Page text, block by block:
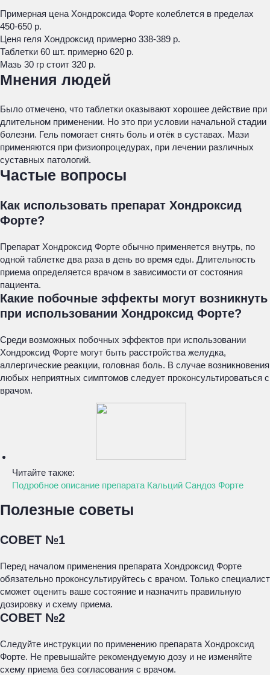
Примерная цена Хондроксида Форте колеблется в пределах
450-650 р.
Ценя геля Хондроксид примерно 338-389 р.
Таблетки 60 шт. примерно 620 р.
Мазь 30 гр стоит 320 р.
Мнения людей
Было отмечено, что таблетки оказывают хорошее действие при
длительном применении. Но это при условии начальной стадии
болезни. Гель помогает снять боль и отёк в суставах. Мази
применяются при физиопроцедурах, при лечении различных
суставных патологий.
Частые вопросы
Как использовать препарат Хондроксид
Форте?
Препарат Хондроксид Форте обычно применяется внутрь, по
одной таблетке два раза в день во время еды. Длительность
приема определяется врачом в зависимости от состояния
пациента.
Какие побочные эффекты могут возникнуть
при использовании Хондроксид Форте?
Среди возможных побочных эффектов при использовании
Хондроксид Форте могут быть расстройства желудка,
аллергические реакции, головная боль. В случае возникновения
любых неприятных симптомов следует проконсультироваться с
врачом.
Читайте также:
Подробное описание препарата Кальций Сандоз Форте
Полезные советы
СОВЕТ №1
Перед началом применения препарата Хондроксид Форте
обязательно проконсультируйтесь с врачом. Только специалист
сможет оценить ваше состояние и назначить правильную
дозировку и схему приема.
СОВЕТ №2
Следуйте инструкции по применению препарата Хондроксид
Форте. Не превышайте рекомендуемую дозу и не изменяйте
схему приема без согласования с врачом.